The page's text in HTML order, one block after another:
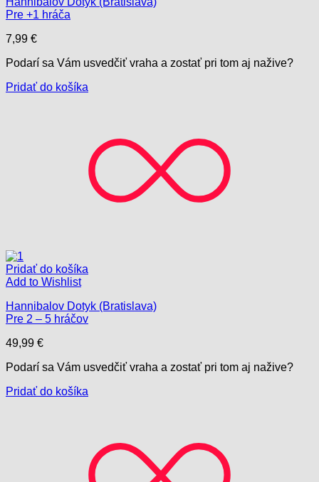
Pre +1 hráča
7,99 €
Podarí sa Vám usvedčiť vraha a zostať pri tom aj nažive?
Pridať do košíka
Pridať do košíka
Add to Wishlist
Hannibalov Dotyk (Bratislava)
Pre 2 – 5 hráčov
49,99 €
Podarí sa Vám usvedčiť vraha a zostať pri tom aj nažive?
Pridať do košíka